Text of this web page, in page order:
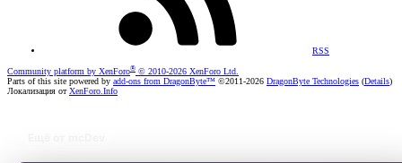
RSS
Community platform by XenForo® © 2010-2026 XenForo Ltd.
Parts of this site powered by add-ons from DragonByte™ ©2011-2026 DragonByte Technologies (Details)
Локализация отXenForo.Info